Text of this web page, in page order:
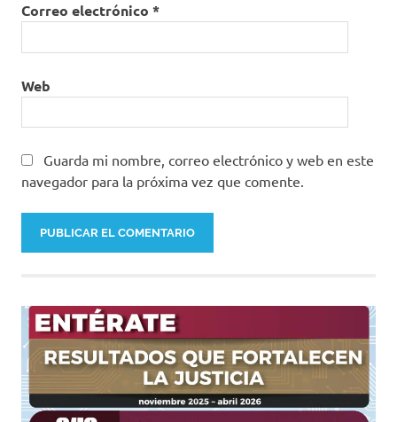
Correo electrónico *
Web
Guarda mi nombre, correo electrónico y web en este
navegador para la próxima vez que comente.